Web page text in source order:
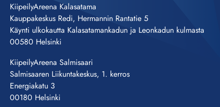
KiipeilyAreena Kalasatama
Kauppakeskus Redi, Hermannin Rantatie 5
Käynti ulkokautta Kalasatamankadun ja Leonkadun kulmasta
00580 Helsinki
KiipeilyAreena Salmisaari
Salmisaaren Liikuntakeskus, 1. kerros
Energiakatu 3
00180 Helsinki